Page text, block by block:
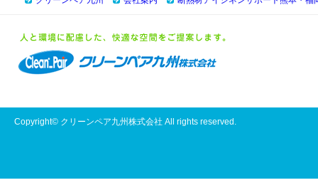
Copyright© クリーンペア九州株式会社 All rights reserved.